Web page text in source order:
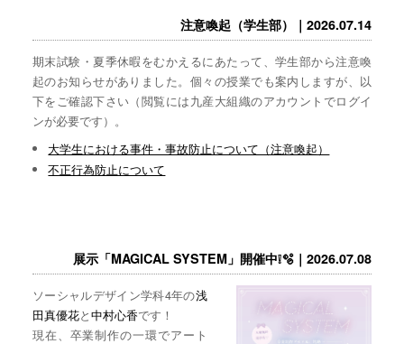
注意喚起（学生部）｜2026.07.14
期末試験・夏季休暇をむかえるにあたって、学生部から注意喚
起のお知らせがありました。個々の授業でも案内しますが、以
下をご確認下さい（閲覧には九産大組織のアカウントでログイ
ンが必要です）。
大学生における事件・事故防止について（注意喚起）
不正行為防止について
展示「MAGICAL SYSTEM」開催中❕🫧｜2026.07.08
ソーシャルデザイン学科4年の浅
田真優花と中村心香です！
現在、卒業制作の一環でアート